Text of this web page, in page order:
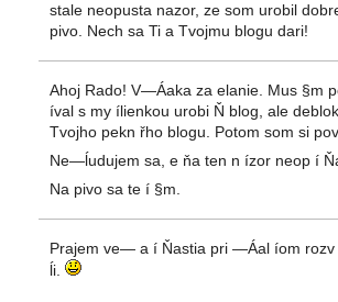
stale neopusta nazor, ze som urobil
pivo. Nech sa Ti a Tvojmu blogu dari!
Ahoj Rado! V—Áaka za elanie. Mus §m
íval s my ílienkou urobi Ň blog, ale
Tvojho pekn řho blogu. Potom som si
Ne—ĺudujem sa, e ňa ten n ízor neop í
Na pivo sa te í §m.
Prajem ve— a í Ňastia pri —Áal íom
ĺi.